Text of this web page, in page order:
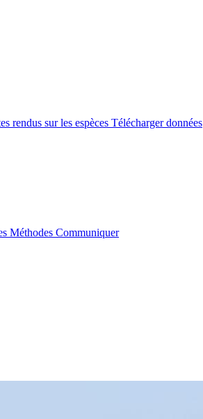
rendus sur les espèces Télécharger données
Méthodes Communiquer